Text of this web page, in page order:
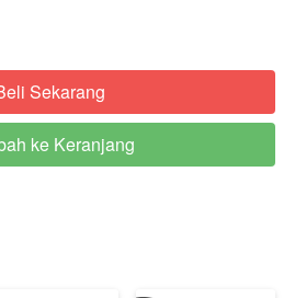
Sekarang
ke Keranjang